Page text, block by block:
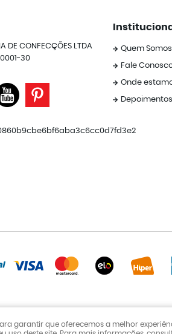
DE CONFECÇÕES LTDA
30
Quem Somos
Fale
Onde
Depoimentos
garantir que oferecemos a melhor